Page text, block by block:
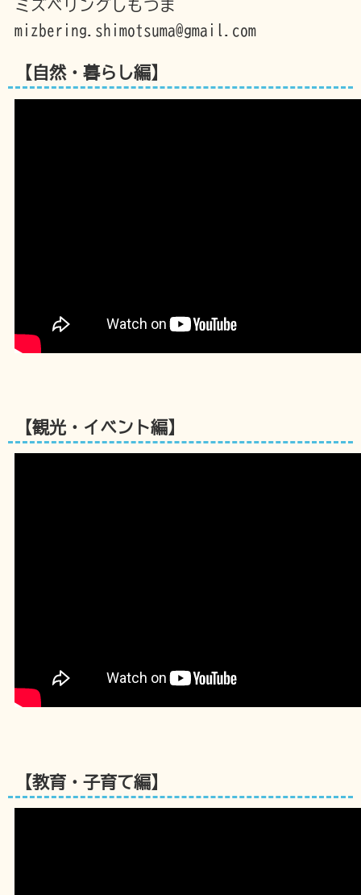
ミズベリングしもつま
mizbering.shimotsuma@gmail.com
【自然・暮らし編】
【観光・イベント編】
【教育・子育て編】